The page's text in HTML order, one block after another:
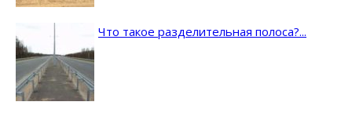
Что такое разделительная полоса?...